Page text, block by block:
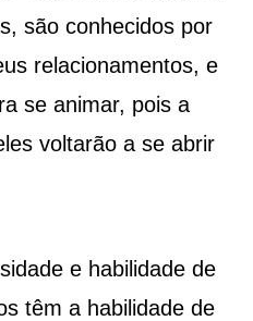
são conhecidos por
relacionamentos, e
se animar, pois a
voltarão a se abrir
e habilidade de
têm a habilidade de